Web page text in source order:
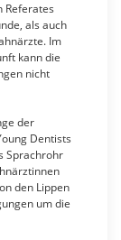
Referates
als auch
Im
kann die
nicht
der
Dentists
Sprachrohr
den Lippen
um die